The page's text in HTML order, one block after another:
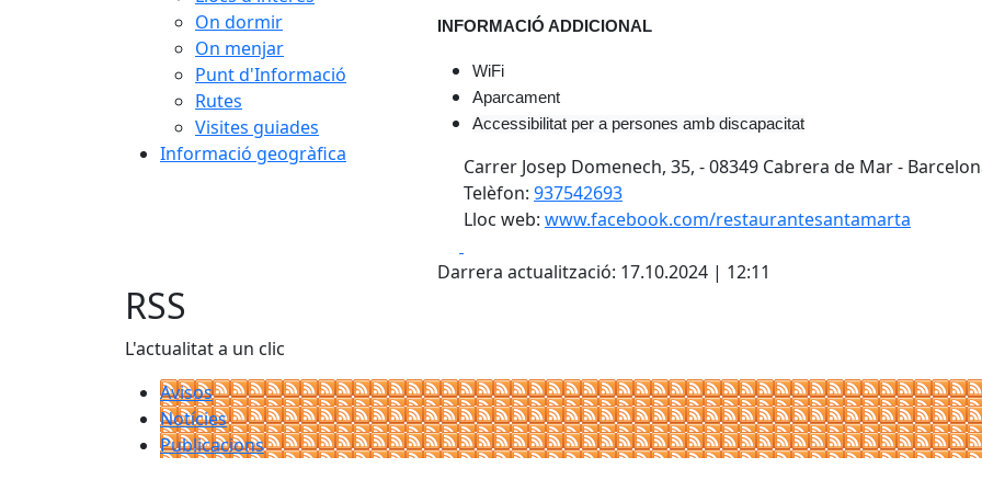
On dormir
On menjar
Punt d'Informació
Rutes
Visites guiades
Informació geogràfica
INFORMACIÓ ADDICIONAL
WiFi
Aparcament
Accessibilitat per a persones amb discapacitat
Carrer Josep Domenech, 35, - 08349 Cabrera de Mar -
Telèfon: 937542693
Lloc web: www.facebook.com/restaurantesantamarta
Darrera actualització: 17.10.2024 | 12:11
RSS
L'actualitat a un clic
Avisos
Notícies
Publicacions